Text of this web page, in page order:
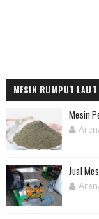
MESIN RUMPUT LAUT
Mesin
Jual